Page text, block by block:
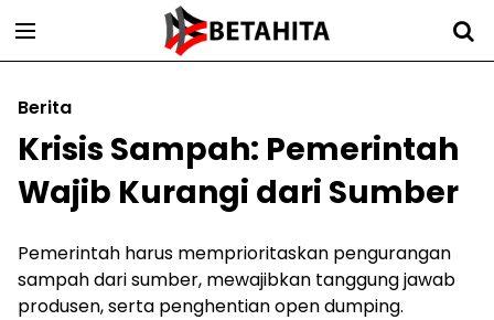
Berita
Krisis Sampah: Pemerintah
Wajib Kurangi dari Sumber
Pemerintah harus memprioritaskan pengurangan
sampah dari sumber, mewajibkan tanggung jawab
produsen, serta penghentian open dumping.